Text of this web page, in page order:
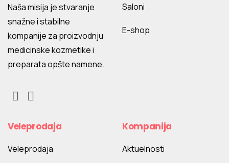
Naša misija je stvaranje
snažne i stabilne
kompanije za proizvodnju
medicinske kozmetike i
preparata opšte namene.
Saloni
E-shop
Veleprodaja
Veleprodaja
Kompanija
Aktuelnosti